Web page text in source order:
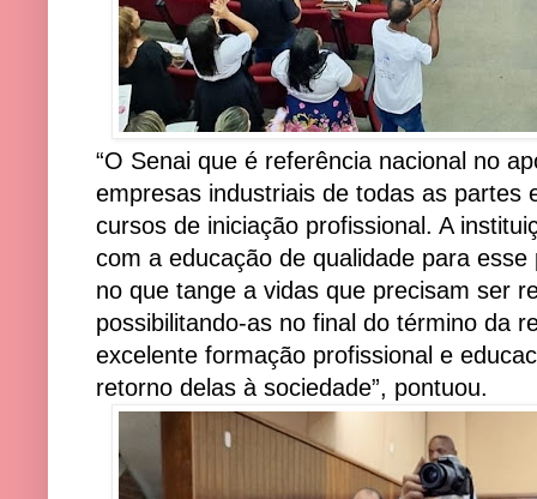
“O Senai que é referência nacional no
empresas industriais de todas as partes
cursos de iniciação profissional. A
com a educação de qualidade para
no que tange a vidas que precisam ser
possibilitando-as no final do término da
excelente formação profissional e
retorno delas à sociedade”, pontuou.